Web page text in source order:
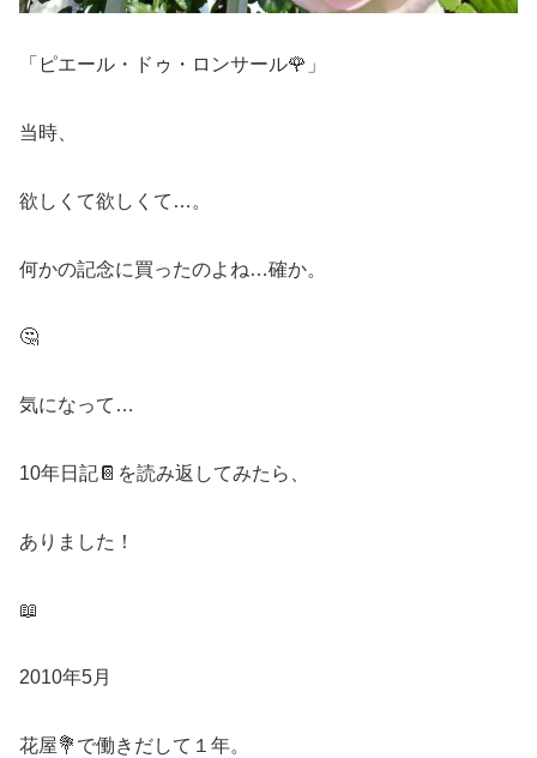
「ピエール・ドゥ・ロンサール🌹」
当時、
欲しくて欲しくて…。
何かの記念に買ったのよね…確か。
🤔
気になって…
10年日記📔を読み返してみたら、
ありました！
📖
2010年5月
花屋💐で働きだして１年。